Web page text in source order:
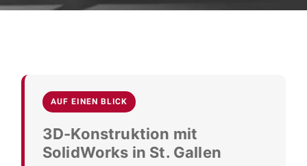
AUF EINEN BLICK
3D-Konstruktion mit
SolidWorks in St. Gallen